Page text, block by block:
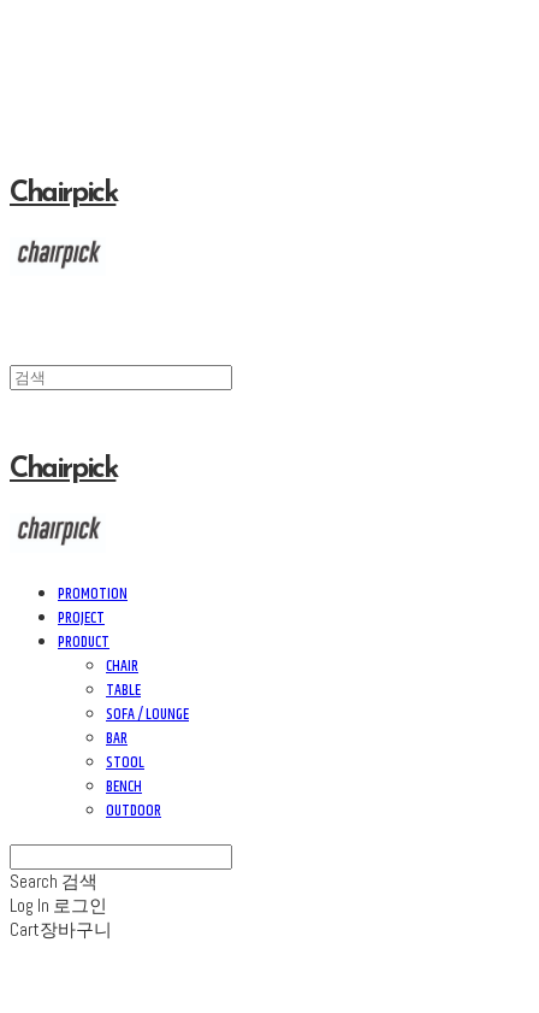
Chairpick
Chairpick
PROMOTION
PROJECT
PRODUCT
CHAIR
TABLE
SOFA / LOUNGE
BAR
STOOL
BENCH
OUTDOOR
Search 검색
Log In 로그인
Cart장바구니